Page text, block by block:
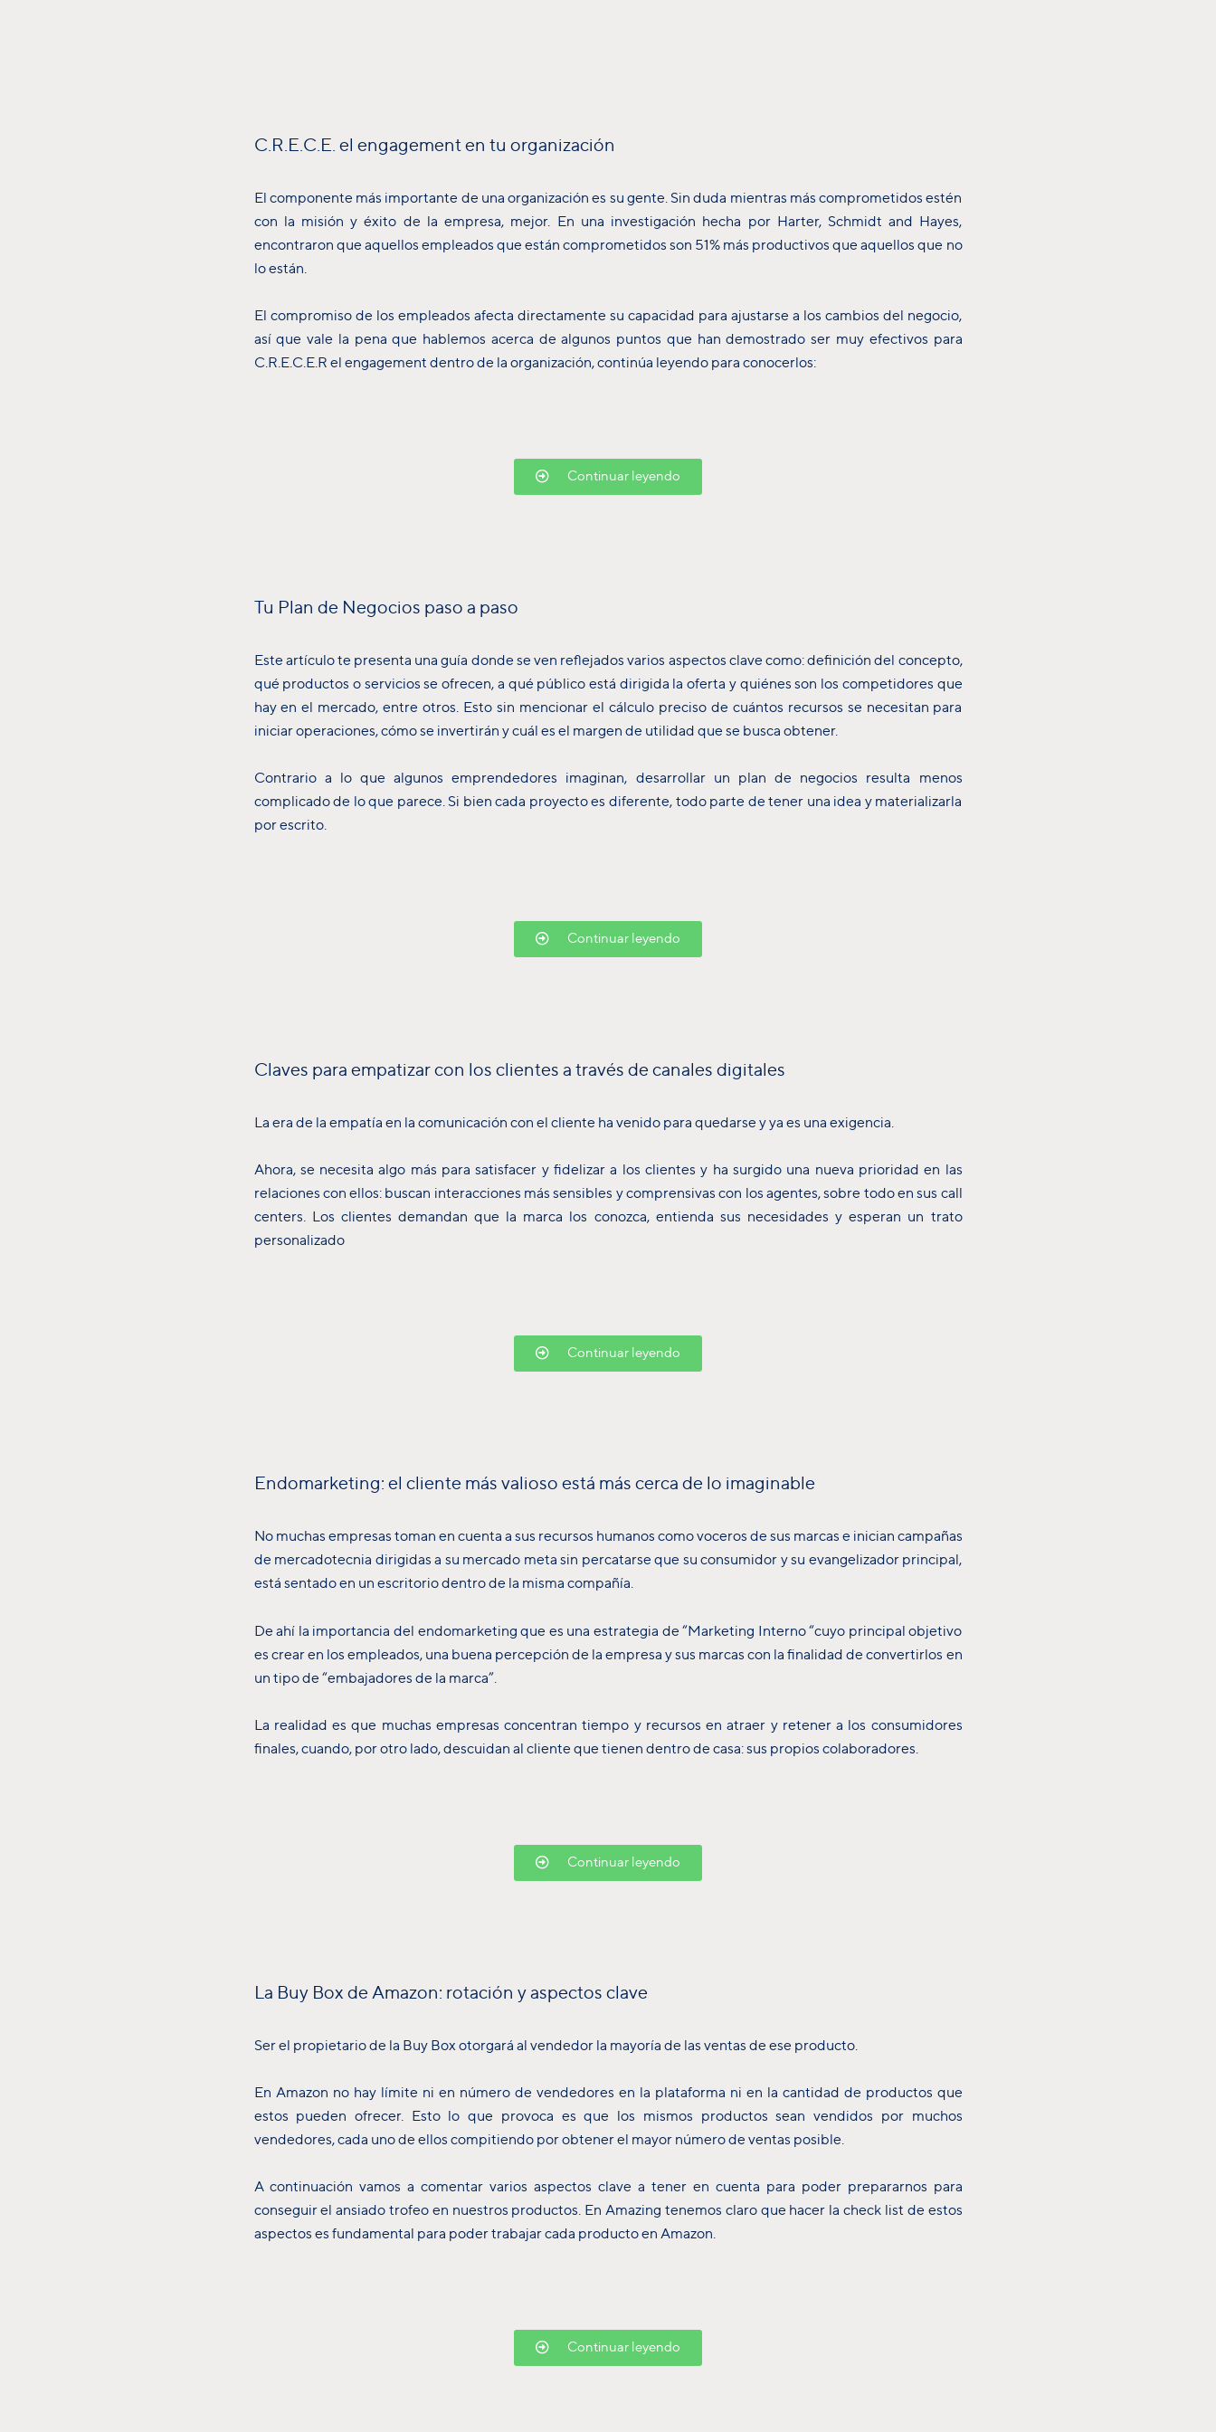
C.R.E.C.E. el engagement en tu organización
El componente más importante de una organización es su gente. Sin duda mientras más comprometidos estén
con la misión y éxito de la empresa, mejor. En una investigación hecha por Harter, Schmidt and Hayes,
encontraron que aquellos empleados que están comprometidos son 51% más productivos que aquellos que no
lo están.
El compromiso de los empleados afecta directamente su capacidad para ajustarse a los cambios del negocio,
así que vale la pena que hablemos acerca de algunos puntos que han demostrado ser muy efectivos para
C.R.E.C.E.R el engagement dentro de la organización, continúa leyendo para conocerlos:
Continuar leyendo
Tu Plan de Negocios paso a paso
Este artículo te presenta una guía donde se ven reflejados varios aspectos clave como: definición del concepto,
qué productos o servicios se ofrecen, a qué público está dirigida la oferta y quiénes son los competidores que
hay en el mercado, entre otros. Esto sin mencionar el cálculo preciso de cuántos recursos se necesitan para
iniciar operaciones, cómo se invertirán y cuál es el margen de utilidad que se busca obtener.
Contrario a lo que algunos emprendedores imaginan, desarrollar un plan de negocios resulta menos
complicado de lo que parece. Si bien cada proyecto es diferente, todo parte de tener una idea y materializarla
por escrito.
Continuar leyendo
Claves para empatizar con los clientes a través de canales digitales
La era de la empatía en la comunicación con el cliente ha venido para quedarse y ya es una exigencia.
Ahora, se necesita algo más para satisfacer y fidelizar a los clientes y ha surgido una nueva prioridad en las
relaciones con ellos: buscan interacciones más sensibles y comprensivas con los agentes, sobre todo en sus call
centers. Los clientes demandan que la marca los conozca, entienda sus necesidades y esperan un trato
personalizado
Continuar leyendo
Endomarketing: el cliente más valioso está más cerca de lo imaginable
No muchas empresas toman en cuenta a sus recursos humanos como voceros de sus marcas e inician campañas
de mercadotecnia dirigidas a su mercado meta sin percatarse que su consumidor y su evangelizador principal,
está sentado en un escritorio dentro de la misma compañía.
De ahí la importancia del endomarketing que es una estrategia de “Marketing Interno “cuyo principal objetivo
es crear en los empleados, una buena percepción de la empresa y sus marcas con la finalidad de convertirlos en
un tipo de “embajadores de la marca”.
La realidad es que muchas empresas concentran tiempo y recursos en atraer y retener a los consumidores
finales, cuando, por otro lado, descuidan al cliente que tienen dentro de casa: sus propios colaboradores.
Continuar leyendo
La Buy Box de Amazon: rotación y aspectos clave
Ser el propietario de la Buy Box otorgará al vendedor la mayoría de las ventas de ese producto.
En Amazon no hay límite ni en número de vendedores en la plataforma ni en la cantidad de productos que
estos pueden ofrecer. Esto lo que provoca es que los mismos productos sean vendidos por muchos
vendedores, cada uno de ellos compitiendo por obtener el mayor número de ventas posible.
A continuación vamos a comentar varios aspectos clave a tener en cuenta para poder prepararnos para
conseguir el ansiado trofeo en nuestros productos. En Amazing tenemos claro que hacer la check list de estos
aspectos es fundamental para poder trabajar cada producto en Amazon.
Continuar leyendo